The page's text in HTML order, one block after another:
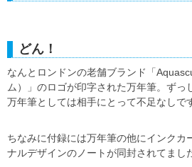
どん！
なんとロンドンの老舗ブランド「
ム）」のロゴが印字された万年筆。ずっ
万年筆としては相手にとって不足なしで
ちなみに付録には万年筆の他にインクカ
ナルデザインのノートが同封されてまし